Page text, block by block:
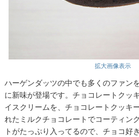
拡大画像表示
ハーゲンダッツの中でも多くのファン
に新味が登場です。チョコレートクッ
イスクリームを、チョコレートクッキ
れたミルクチョコレートでコーティン
トがたっぷり入ってるので、チョコ好